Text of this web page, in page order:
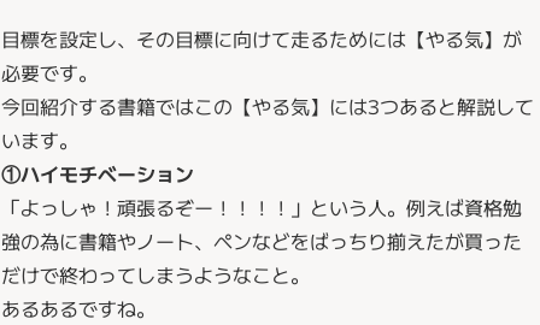
目標を設定し、その目標に向けて走るためには【やる気】が
必要です。
今回紹介する書籍ではこの【やる気】には3つあると解説して
います。
①ハイモチベーション
「よっしゃ！頑張るぞー！！！！」という人。例えば資格勉
強の為に書籍やノート、ペンなどをばっちり揃えたが買った
だけで終わってしまうようなこと。
あるあるですね。